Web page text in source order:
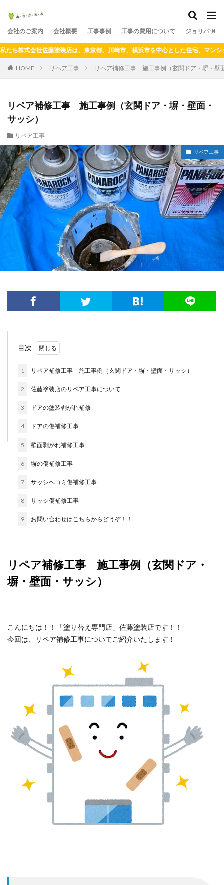
会社のご案内 会社概要 工事事例 工事の費用について ジョリパット
ン、ビル、集合住宅、工場などの「塗りかえ専門店」です！！ホームページは
HOME リペア工事 リペア補修工事 施工事例（玄関ドア・塀・壁
リペア補修工事 施工事例（玄関ドア・塀・壁面・
サッシ）
リペア工事
リペア工事
目次
1 リペア補修工事 施工事例（玄関ドア・塀・壁面・サッシ）
2 佐藤塗装店のリペア工事について
3 ドアの塗装剥がれ補修
4 ドアの傷補修工事
5 壁面剥がれ補修工事
6 塀の傷補修工事
7 サッシヘコミ傷補修工事
8 サッシ傷補修工事
9 お問い合わせはこちらからどうぞ！！
リペア補修工事 施工事例（玄関ドア・
塀・壁面・サッシ）
こんにちは！！「塗り替え専門店」佐藤塗装店です！！
今回は、リペア補修工事についてご紹介いたします！